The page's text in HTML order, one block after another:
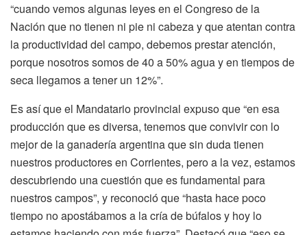
“cuando vemos algunas leyes en el Congreso de la
Nación que no tienen ni pie ni cabeza y que atentan contra
la productividad del campo, debemos prestar atención,
porque nosotros somos de 40 a 50% agua y en tiempos de
seca llegamos a tener un 12%”.
Es así que el Mandatario provincial expuso que “en esa
producción que es diversa, tenemos que convivir con lo
mejor de la ganadería argentina que sin duda tienen
nuestros productores en Corrientes, pero a la vez, estamos
descubriendo una cuestión que es fundamental para
nuestros campos”, y reconoció que “hasta hace poco
tiempo no apostábamos a la cría de búfalos y hoy lo